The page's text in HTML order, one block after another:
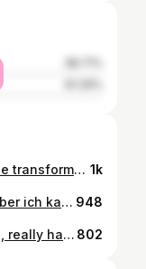
Celebrating 3 year as a vegan! The transformation has truly been remarkable: 💚 More energized 💚 Better workout results 💚 Glowing skin + It’s environmental & animal friendly! A total win win 🫶🏽 I'll let the pictures speak for themselves… #vegan #body #transformation #progress #goals #motivation #happy #sweet #nice #good #healthylifestyle #healthy #bodypositive #fit #fitness #workout #instagay #gaystagram #gayguy #gayfit #gaylife #love #selflove #loveyourself #lifestyle #life #me #instadaily #photooftheday #look 1k
Sommer! Ich kann kein Deutsch, aber ich kann es, wenn du willst #summer #love #nice #sweet #good #sunny #day #pool #swim #swimming #happy #workout #gay #instagay #gayman #gaystagram #gayfit #fit #fitness #workoutmotivation #motivation #bodypositive #transformation #vegan #life #lifestyle #gaylife #pride #photooftheday #instadaily 948
This weekend was spent painting, really happy about the result! How was your weekend? Hope you had a good one 😉 #paint #painting #love #beautiful #color #colorful #home #interior #fun #sweet #nice #transformation #happy #weekend #instagay #gaystagram #gayguy #gayman #gay #gaylife #gayfit #fit #fitness #life #lifestyle #instadaily #photo #transformation #smile #style #goodmorning 802